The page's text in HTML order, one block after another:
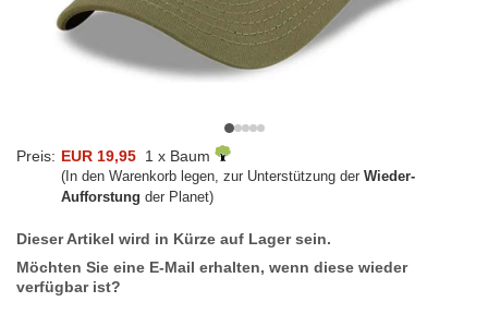
Preis: EUR 19,95 1 x Baum
(In den Warenkorb legen, zur Unterstützung der Wieder-
Aufforstung der Planet)
Dieser Artikel wird in Kürze auf Lager sein.
Möchten Sie eine E-Mail erhalten, wenn diese wieder
verfügbar ist?